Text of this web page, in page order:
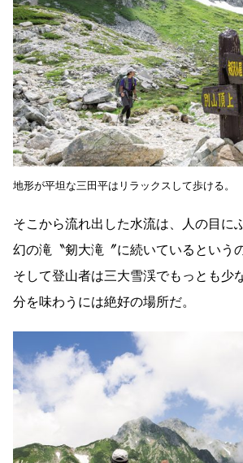
地形が平坦な三田平はリラックスして歩ける。
そこから流れ出した水流は、人の目に
幻の滝〝剱大滝〞に続いているという
そして登山者は三大雪渓でもっとも少
分を味わうには絶好の場所だ。